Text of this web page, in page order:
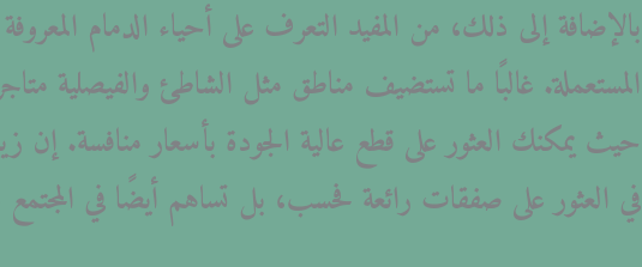
بالإضافة إلى ذلك، من المفيد التعرف على أحياء الدمام المعروفة
المستعملة. غالبًا ما تستضيف مناطق مثل الشاطئ والفيصلية
حيث يمكنك العثور على قطع عالية الجودة بأسعار منافسة. إن
في العثور على صفقات رائعة فحسب، بل تساهم أيضًا في